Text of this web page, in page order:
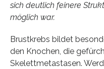
sich deutlich feinere
möglich war.
Brustkrebs bildet
den Knochen, die
Skelettmetastasen.